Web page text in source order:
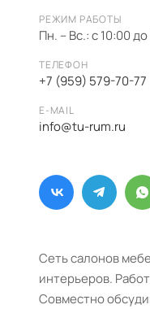
РЕЖИМ РАБОТЫ
Пн. – Вс.: с 10:00
ТЕЛЕФОН
+7 (959) 579-70-77
E-MAIL
info@tu-rum.ru
Сеть салонов
интерьеров.
Совместно